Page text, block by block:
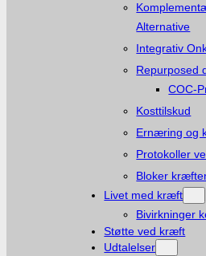
Alternative
Integrativ
Repurposed
COC-
Kosttilskud
Ernæring og
Protokoller
Bloker
Livet med kræft
Bivirkninger
Støtte ved kræft
Udtalelser